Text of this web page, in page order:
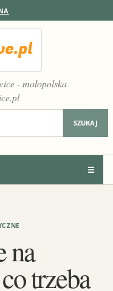
- małopolska
SZUKAJ
☰
na
trzeba